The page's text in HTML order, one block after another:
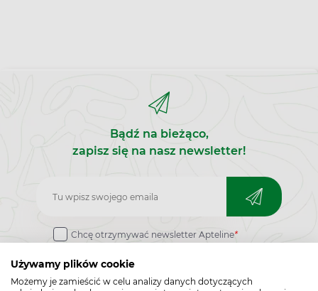
Używamy plików cookie
Możemy je zamieścić w celu analizy danych dotyczących
Bądź na bieżąco,
zapisz się na nasz newsletter!
Zapisz
do
newslettera
Chcę otrzymywać newsletter Apteline*